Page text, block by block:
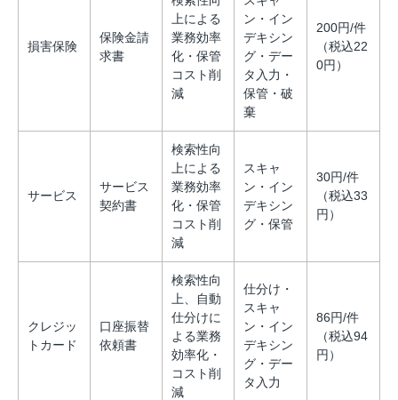
損害保険
保険金請
求書
上による
業務効率
化・保管
コスト削
減
ン・イン
デキシン
グ・デー
タ入力・
保管・破
棄
200円/件
（税込22
0円）
サービス
サービス
契約書
検索性向
上による
業務効率
化・保管
コスト削
減
スキャ
ン・イン
デキシン
グ・保管
30円/件
（税込33
円）
クレジッ
トカード
口座振替
依頼書
検索性向
上、自動
仕分けに
よる業務
効率化・
コスト削
減
仕分け・
スキャ
ン・イン
デキシン
グ・デー
タ入力
86円/件
（税込94
円）